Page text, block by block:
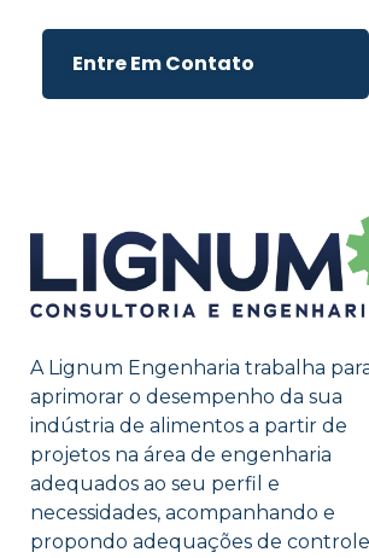
Entre Em Contato
A Lignum Engenharia trabalha
aprimorar o desempenho da sua
indústria de alimentos a partir de
projetos na área de engenharia
adequados ao seu perfil e
necessidades, acompanhando e
propondo adequações de